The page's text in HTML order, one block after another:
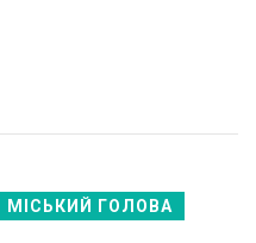
МІСЬКИЙ ГОЛОВА